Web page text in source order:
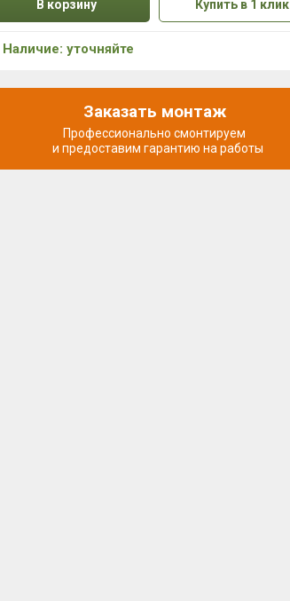
В корзину Купить в 1 клик
Наличие: уточняйте
Заказать монтаж
Профессионально смонтируем
и предоставим гарантию на работы